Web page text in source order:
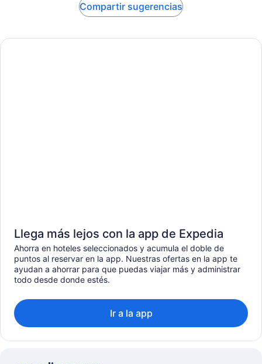
Compartir sugerencias
Llega más lejos con la app de Expedia
Ahorra en hoteles seleccionados y acumula el doble de
puntos al reservar en la app. Nuestras ofertas en la app te
ayudan a ahorrar para que puedas viajar más y administrar
todo desde donde estés.
Ir a la app